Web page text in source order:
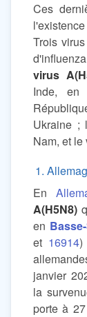
Ces
Trois
virus
Inde, en
Ukraine ;
Nam, et le
1.
En
A(H5N8)
en
et 16914)
janvier
la
porte à